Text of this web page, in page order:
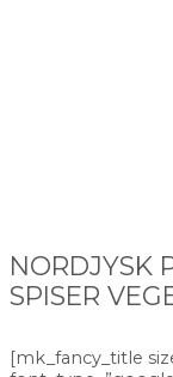
NORDJYSK
SPISER
[mk_fancy_title